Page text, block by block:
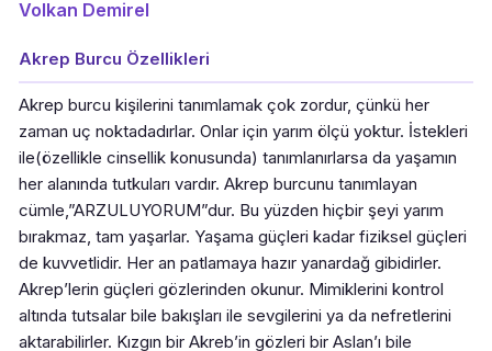
Volkan Demirel
Akrep Burcu Özellikleri
Akrep burcu kişilerini tanımlamak çok zordur, çünkü her
zaman uç noktadadırlar. Onlar için yarım ölçü yoktur. İstekleri
ile(özellikle cinsellik konusunda) tanımlanırlarsa da yaşamın
her alanında tutkuları vardır. Akrep burcunu tanımlayan
cümle,”ARZULUYORUM”dur. Bu yüzden hiçbir şeyi yarım
bırakmaz, tam yaşarlar. Yaşama güçleri kadar fiziksel güçleri
de kuvvetlidir. Her an patlamaya hazır yanardağ gibidirler.
Akrep’lerin güçleri gözlerinden okunur. Mimiklerini kontrol
altında tutsalar bile bakışları ile sevgilerini ya da nefretlerini
aktarabilirler. Kızgın bir Akreb’in gözleri bir Aslan’ı bile